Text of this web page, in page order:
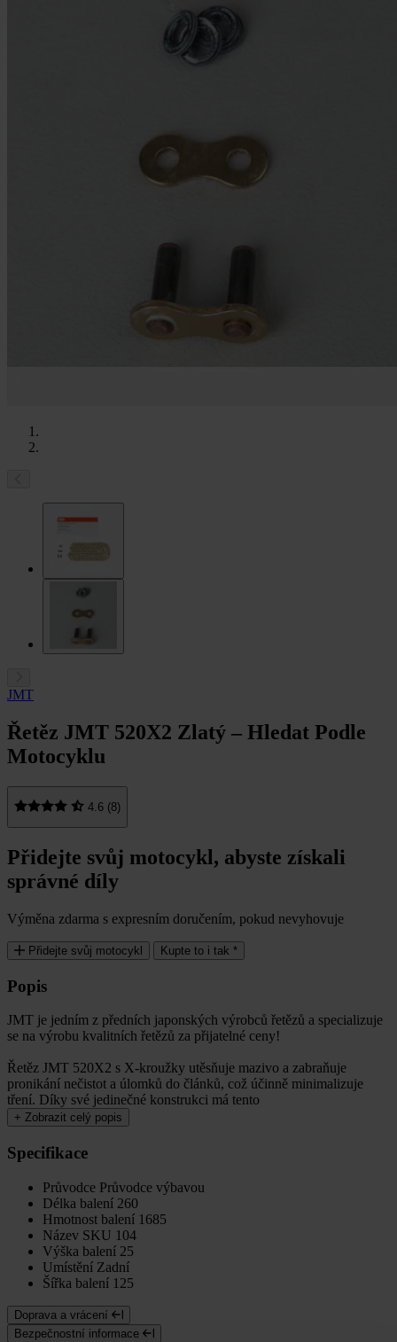
JMT
Řetěz JMT 520X2 Zlatý – Hledat Podle
Motocyklu
4.6 (8)
Přidejte svůj motocykl, abyste získali
správné díly
Výměna zdarma s expresním doručením, pokud nevyhovuje
Přidejte svůj motocykl Kupte to i tak *
Popis
JMT je jedním z předních japonských výrobců řetězů a specializuje
se na výrobu kvalitních řetězů za přijatelné ceny!
Řetěz JMT 520X2 s X-kroužky utěsňuje mazivo a zabraňuje
pronikání nečistot a úlomků do článků, což účinně minimalizuje
tření. Díky své jedinečné konstrukci má tento
+ Zobrazit celý popis
Specifikace
Průvodce Průvodce výbavou
Délka balení 260
Hmotnost balení 1685
Název SKU 104
Výška balení 25
Umístění Zadní
Šířka balení 125
Doprava a vrácení
Bezpečnostní informace